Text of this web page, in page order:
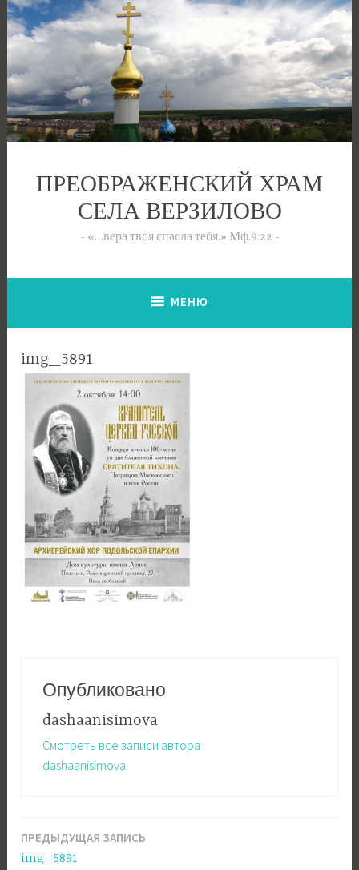
Перейти
к
содержимому
ПРЕОБРАЖЕНСКИЙ ХРАМ
СЕЛА ВЕРЗИЛОВО
«…вера твоя спасла тебя.» Мф.9:22
МЕНЮ
img_5891
Опубликовано
dashaanisimova
Смотреть все записи автора
dashaanisimova
Навигация
ПРЕДЫДУЩАЯ ЗАПИСЬ
img_5891